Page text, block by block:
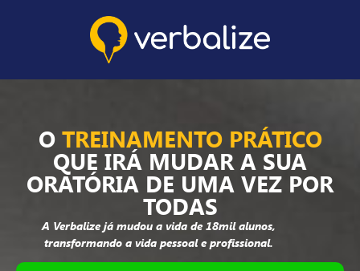
O TREINAMENTO PRÁTICO
QUE IRÁ MUDAR A SUA
ORATÓRIA DE UMA VEZ POR
TODAS
A Verbalize já mudou a vida de 18mil alunos,
transformando a vida pessoal e profissional.